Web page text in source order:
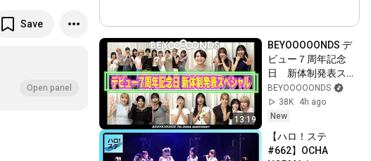
Save
Open panel
13:19
BEYOOOOONDS デ
ビュー７周年記念
日　新体制発表スペ
シャル
BEYOOOOONDS
38K
4h ago
New
【ハロ！ステ
#662】OCHA